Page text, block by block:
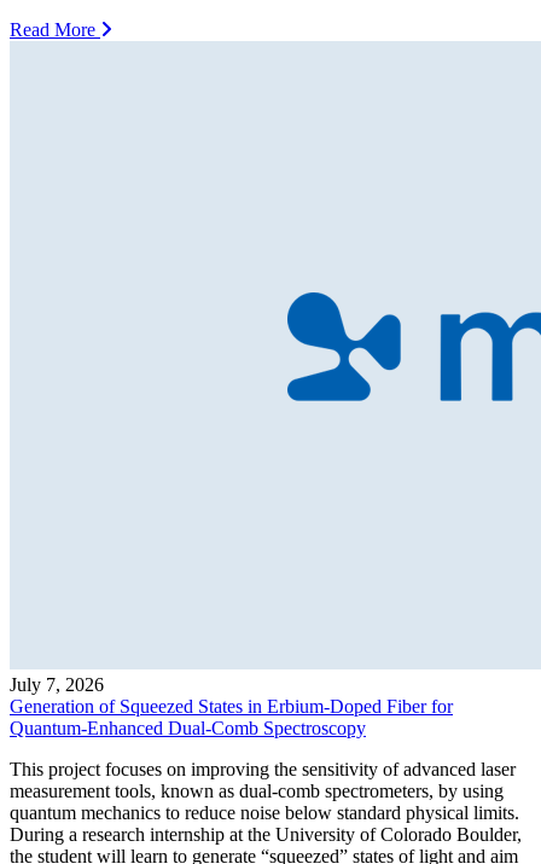
Read More
July 7, 2026
Generation of Squeezed States in Erbium-Doped Fiber for
Quantum-Enhanced Dual-Comb Spectroscopy
This project focuses on improving the sensitivity of advanced laser
measurement tools, known as dual-comb spectrometers, by using
quantum mechanics to reduce noise below standard physical limits.
During a research internship at the University of Colorado Boulder,
the student will learn to generate “squeezed” states of light and aim